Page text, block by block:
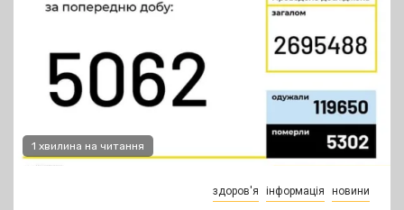
1 хвилина на читання
здоров'я інформація новини